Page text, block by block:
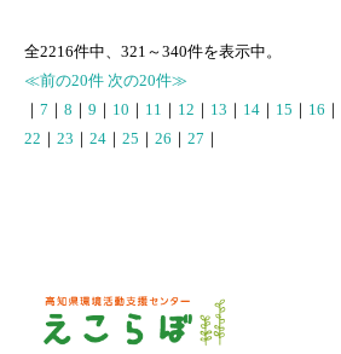
全2216件中、 321 ～340件を表示中。
≪前の20件 次の20件≫
7 8 9 10 11 12 13 14 15 16
22
23 24 25 26 27